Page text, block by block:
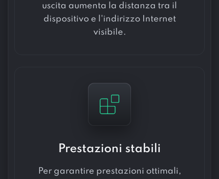
uscita aumenta la distanza tra il
dispositivo e l'indirizzo Internet
visibile.
Prestazioni stabili
Per garantire prestazioni ottimali,